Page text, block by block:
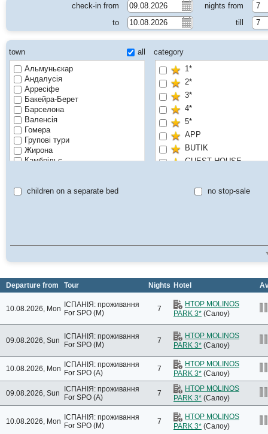
check-in from nights from
7
to
till 7
town
all
Альмуньєкар
Андалусія
Арресіфе
Бакейра-Берет
Барселона
Валенсія
Гомера
Групові тури
Жирона
Камбрільс
Коста Дель Маресме
о. Гран-Канарія
о. Лансароте
о. Майорка
о. Тенеріфе
о. Фуертевентура
Сан-Фаліу-да-Гішулс
Сьерра-Невада
category
1*
2*
3*
4*
5*
APP
BUTIK
GUEST HOUSE
ONLY ADULT HOTEL
Youth
children on a separate bed no stop-sale
Departure from Tour Nights Hotel
10.08.2026, Mon ІСПАНІЯ: проживання
For SPO (M)
7
HTOP MOLINOS
PARK 3* (Салоу)
09.08.2026, Sun
ІСПАНІЯ: проживання
For SPO (M)
7
HTOP MOLINOS
PARK 3* (Салоу)
10.08.2026, Mon ІСПАНІЯ: проживання
For SPO (A)
7
HTOP MOLINOS
PARK 3* (Салоу)
09.08.2026, Sun
ІСПАНІЯ: проживання
For SPO (A)
7
HTOP MOLINOS
PARK 3* (Салоу)
10.08.2026, Mon ІСПАНІЯ: проживання
For SPO (M)
7
HTOP MOLINOS
PARK 3* (Салоу)